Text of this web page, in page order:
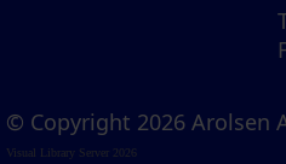
© Copyright 2026 Arolsen
Visual Library Server 2026